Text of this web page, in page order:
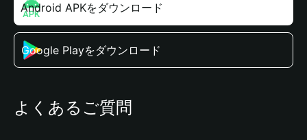
Android APKをダウンロード
Google Playをダウンロード
よくあるご質問